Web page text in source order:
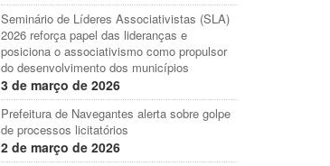
Seminário de Líderes Associativistas (SLA)
2026 reforça papel das lideranças e
posiciona o associativismo como propulsor
do desenvolvimento dos municípios
3 de março de 2026
Prefeitura de Navegantes alerta sobre golpe
de processos licitatórios
2 de março de 2026